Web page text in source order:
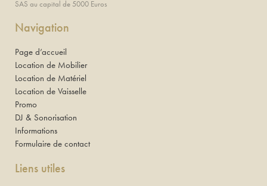
SAS au capital de 5000 Euros
Navigation
Page d’accueil
Location de Mobilier
Location de Matériel
Location de Vaisselle
Promo
DJ & Sonorisation
Informations
Formulaire de contact
Liens utiles